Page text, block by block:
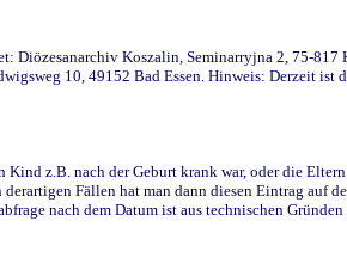
Koszalin, Seminarryjna 2, 75-
10, 49152 Bad Essen. Hinweis: Derzeit ist
z.B. nach der Geburt krank war, oder die
Fällen hat man dann diesen Eintrag auf
nach dem Datum ist aus technischen